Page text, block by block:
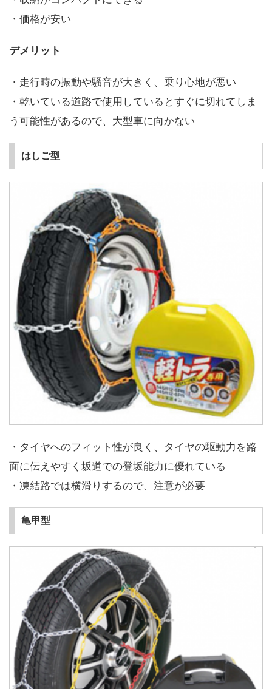
・価格が安い
デメリット
・走行時の振動や騒音が大きく、乗り心地が悪い
・乾いている道路で使用しているとすぐに切れてしま
う可能性があるので、大型車に向かない
はしご型
・タイヤへのフィット性が良く、タイヤの駆動力を路
面に伝えやすく坂道での登坂能力に優れている
・凍結路では横滑りするので、注意が必要
亀甲型